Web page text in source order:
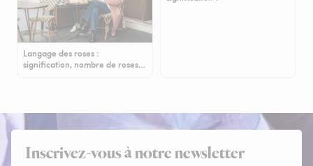
Langage des roses :
signification, nombre de roses…
Inscrivez-vous à notre newsletter